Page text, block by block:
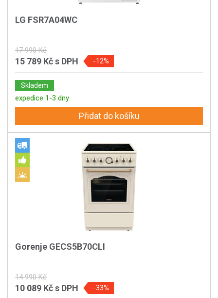
LG FSR7A04WC
17 990 Kč
15 789 Kčs DPH -12%
Skladem
expedice 1-3 dny
Přidat do košíku
Gorenje GECS5B70CLI
14 990 Kč
10 089 Kčs DPH -33%